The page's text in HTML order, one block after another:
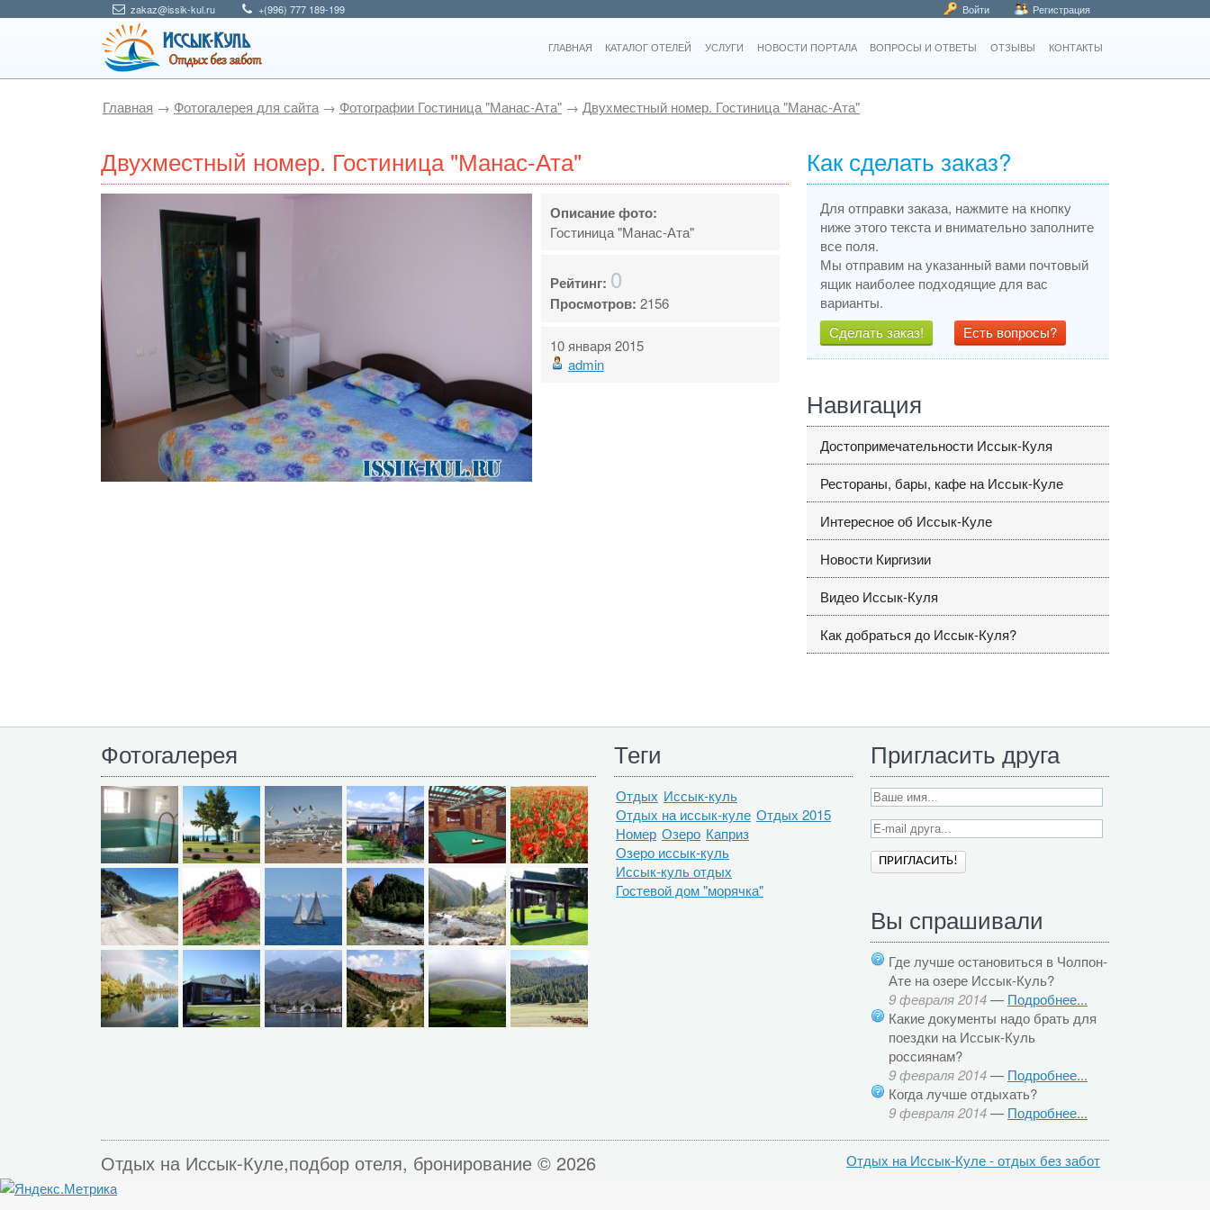
zakaz@issik-kul.ru +(996) 777 189-199 Войти Регистрация
ГЛАВНАЯ КАТАЛОГ ОТЕЛЕЙ УСЛУГИ НОВОСТИ ПОРТАЛА ВОПРОСЫ И ОТВЕТЫ ОТЗЫВЫ КОНТАКТЫ
Главная → Фотогалерея для сайта → Фотографии Гостиница "Манас-Ата" → Двухместный номер. Гостиница "Манас-Ата"
Двухместный номер. Гостиница "Манас-Ата"
Описание фото:
Гостиница "Манас-Ата"
Рейтинг: 0
Просмотров: 2156
10 января 2015
admin
Как сделать заказ?
Для отправки заказа, нажмите на кнопку
ниже этого текста и внимательно заполните
все поля.
Мы отправим на указанный вами почтовый
ящик наиболее подходящие для вас
варианты.
Сделать заказ!
Есть вопросы?
Навигация
Достопримечательности Иссык-Куля
Рестораны, бары, кафе на Иссык-Куле
Интересное об Иссык-Куле
Новости Киргизии
Видео Иссык-Куля
Как добраться до Иссык-Куля?
Фотогалерея Теги
Отдых Иссык-куль
Отдых на иссык-куле Отдых 2015
Номер Озеро Каприз
Озеро иссык-куль
Иссык-куль отдых
Гостевой дом "морячка"
Пригласить друга
Вы спрашивали
Где лучше остановиться в Чолпон-
Ате на озере Иссык-Куль?
9 февраля 2014— Подробнее...
Какие документы надо брать для
поездки на Иссык-Куль
россиянам?
9 февраля 2014— Подробнее...
Когда лучше отдыхать?
9 февраля 2014— Подробнее...
Отдых на Иссык-Куле,подбор отеля, бронирование © 2026 Отдых на Иссык-Куле - отдых без забот